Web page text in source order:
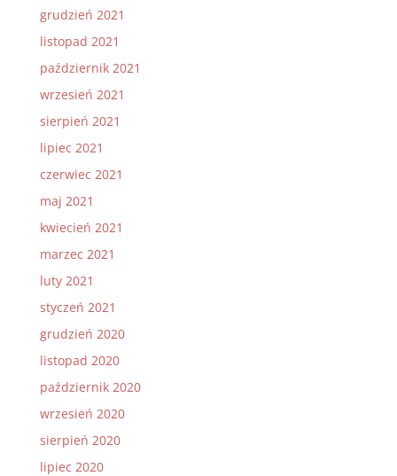
grudzień 2021
listopad 2021
październik 2021
wrzesień 2021
sierpień 2021
lipiec 2021
czerwiec 2021
maj 2021
kwiecień 2021
marzec 2021
luty 2021
styczeń 2021
grudzień 2020
listopad 2020
październik 2020
wrzesień 2020
sierpień 2020
lipiec 2020